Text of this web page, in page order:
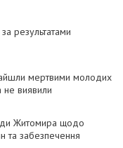
результатами
мертвими молодих
не виявили
Житомира щодо
та забезпечення